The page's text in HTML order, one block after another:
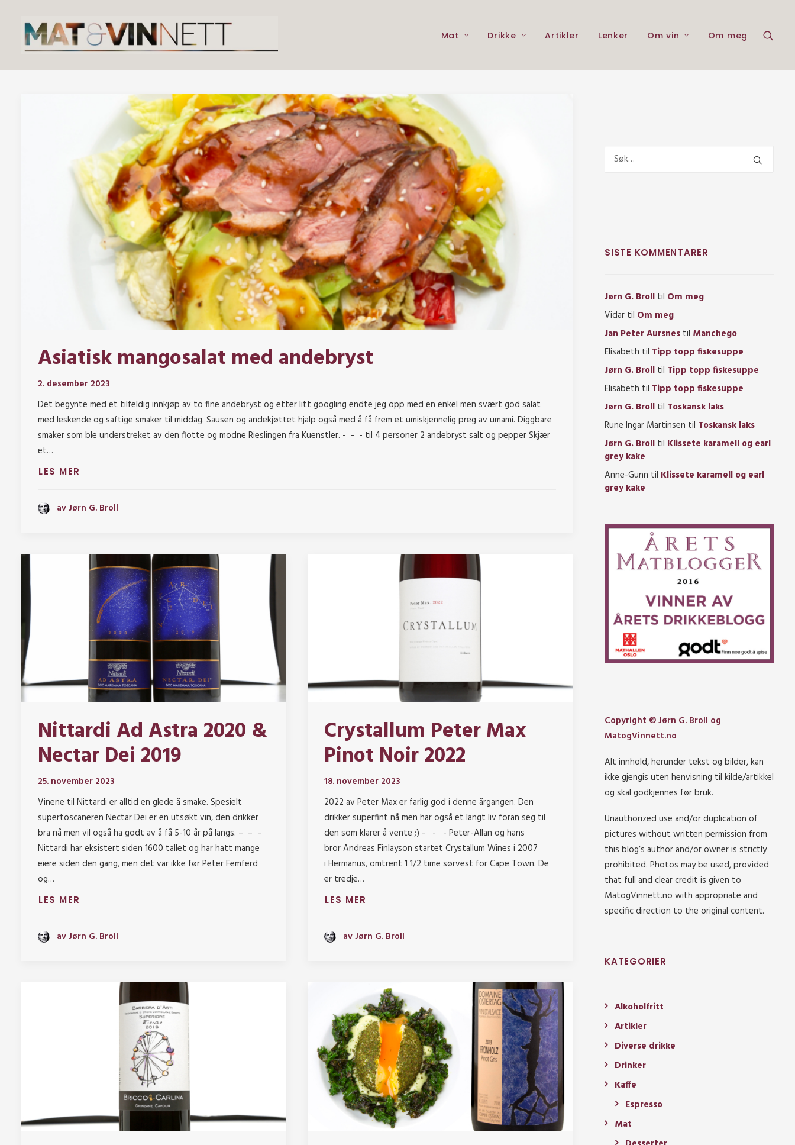
Mat Drikke Artikler Lenker Om vin Om meg
Asiatisk mangosalat med andebryst
2. desember 2023
Det begynte med et tilfeldig innkjøp av to fine andebryst og etter litt googling endte jeg opp med en enkel men svært god salat
med leskende og saftige smaker til middag. Sausen og andekjøttet hjalp også med å få frem et umiskjennelig preg av umami. Diggbare
smaker som ble understreket av den flotte og modne Rieslingen fra Kuenstler. - - - til 4 personer 2 andebryst salt og pepper Skjær
et…
LES MER
av Jørn G. Broll
Nittardi Ad Astra 2020 &
Nectar Dei 2019
25. november 2023
Vinene til Nittardi er alltid en glede å smake. Spesielt
supertoscaneren Nectar Dei er en utsøkt vin, den drikker
bra nå men vil også ha godt av å få 5-10 år på langs. – – –
Nittardi har eksistert siden 1600 tallet og har hatt mange
eiere siden den gang, men det var ikke før Peter Femferd
og…
LES MER
av Jørn G. Broll
Crystallum Peter Max
Pinot Noir 2022
18. november 2023
2022 av Peter Max er farlig god i denne årgangen. Den
drikker superfint nå men har også et langt liv foran seg til
den som klarer å vente ;) - - - Peter-Allan og hans
bror Andreas Finlayson startet Crystallum Wines i 2007
i Hermanus, omtrent 1 1/2 time sørvest for Cape Town. De
er tredje…
LES MER
av Jørn G. Broll
SISTE KOMMENTARER
Jørn G. Broll til Om meg
Vidar til Om meg
Jan Peter Aursnes til Manchego
Elisabeth til Tipp topp fiskesuppe
Jørn G. Broll til Tipp topp fiskesuppe
Elisabeth til Tipp topp fiskesuppe
Jørn G. Broll til Toskansk laks
Rune Ingar Martinsen til Toskansk laks
Jørn G. Broll til Klissete karamell og earl
grey kake
Anne-Gunn til Klissete karamell og earl
grey kake
Copyright © Jørn G. Broll og
MatogVinnett.no
Alt innhold, herunder tekst og bilder, kan
ikke gjengis uten henvisning til kilde/artikkel
og skal godkjennes før bruk.
Unauthorized use and/or duplication of
pictures without written permission from
this blog’s author and/or owner is strictly
prohibited. Photos may be used, provided
that full and clear credit is given to
MatogVinnett.no with appropriate and
specific direction to the original content.
KATEGORIER
Alkoholfritt
Artikler
Diverse drikke
Drinker
Kaffe
Espresso
Mat